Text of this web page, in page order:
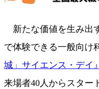
新たな価値を生み出
で体験できる一般向け
城」サイエンス・デイ』
来場者40人からスター